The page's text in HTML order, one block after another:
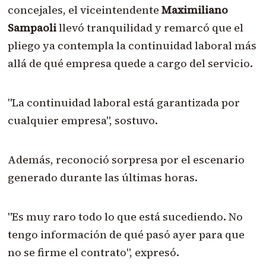
concejales, el viceintendente Maximiliano
Sampaolillevó tranquilidad y remarcó que el
pliego ya contempla la continuidad laboral más
allá de qué empresa quede a cargo del servicio.
"La continuidad laboral está garantizada por
cualquier empresa", sostuvo.
Además, reconoció sorpresa por el escenario
generado durante las últimas horas.
"Es muy raro todo lo que está sucediendo. No
tengo información de qué pasó ayer para que
no se firme el contrato", expresó.